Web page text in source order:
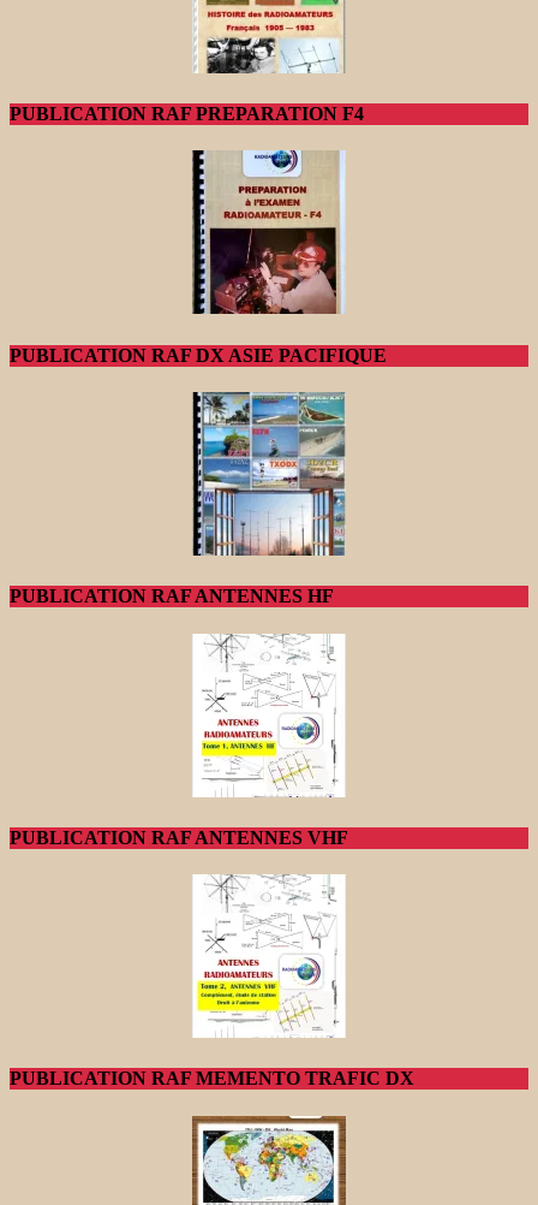
PUBLICATION RAF PREPARATION F4
PUBLICATION RAF DX ASIE PACIFIQUE
PUBLICATION RAF ANTENNES HF
PUBLICATION RAF ANTENNES VHF
PUBLICATION RAF MEMENTO TRAFIC DX